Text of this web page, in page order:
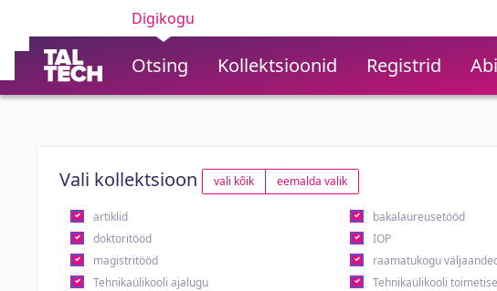
Digikogu
Otsing Kollektsioonid Registrid
Vali kollektsioon vali kõik eemalda valik
artiklid bakalaureusetööd
doktoritööd
IOP
magistritööd
raamatukogu
Tehnikaülikooli ajalugu
Tehnikaülikooli